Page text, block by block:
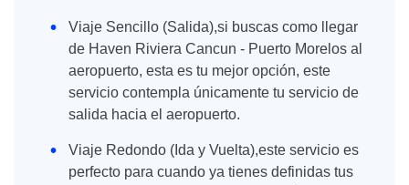
Viaje Sencillo (Salida),si buscas como llegar
de Haven Riviera Cancun - Puerto Morelos al
aeropuerto, esta es tu mejor opción, este
servicio contempla únicamente tu servicio de
salida hacia el aeropuerto.
Viaje Redondo (Ida y Vuelta),este servicio es
perfecto para cuando ya tienes definidas tus